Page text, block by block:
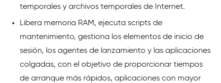
temporales y archivos temporales de Internet.
Libera memoria RAM, ejecuta scripts de
mantenimiento, gestiona los elementos de inicio de
sesión, los agentes de lanzamiento y las aplicaciones
colgadas, con el objetivo de proporcionar tiempos
de arranque más rápidos, aplicaciones con mayor